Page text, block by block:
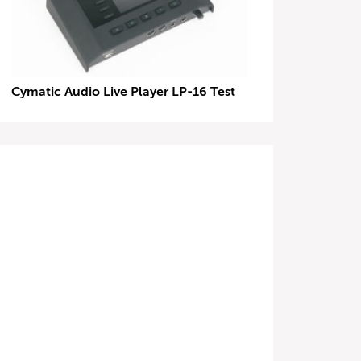
Cymatic Audio Live Player LP-16 Test